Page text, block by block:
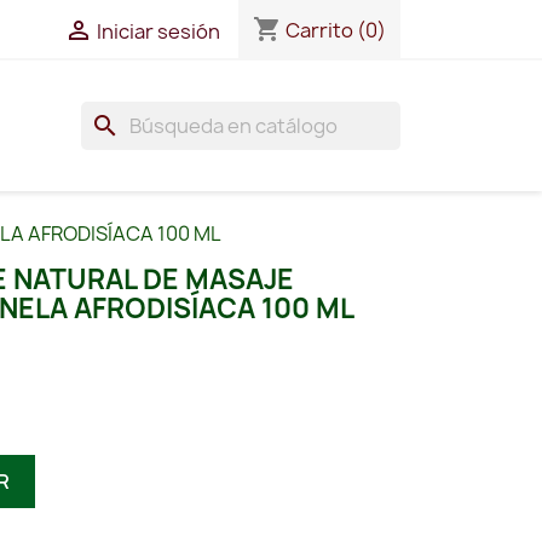
 Iniciar sesión shopping_cart Carrito (0)
search
AFRODISÍACA 100 ML
DE MASAJE
AFRODISÍACA 100 ML